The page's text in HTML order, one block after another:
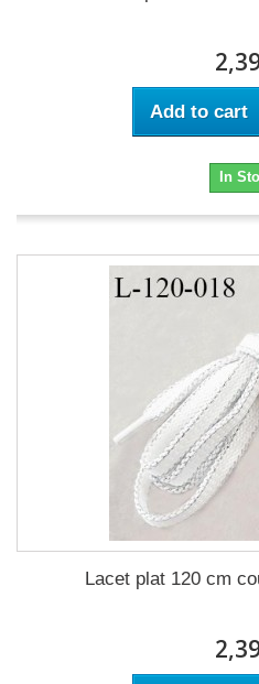
Add to cart
In
Lacet plat 120 cm